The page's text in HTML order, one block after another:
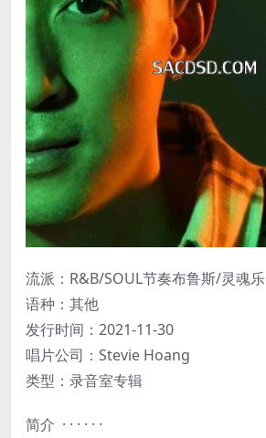
流派：R&B/SOUL节奏布鲁斯/灵魂乐
语种：其他
发行时间：2021-11-30
唱片公司：Stevie Hoang
类型：录音室专辑
简介 · · · · · ·